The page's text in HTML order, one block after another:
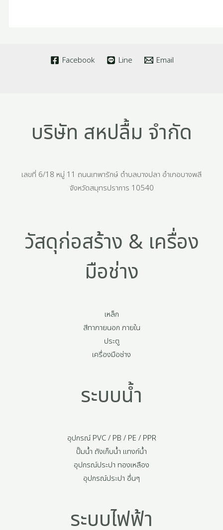
Facebook Line Email
บริษัท สหปลื้ม จำกัด
เลขที่ 6/18 หมู่ 11 ถนนเทพารักษ์ ตำบลบางปลา อำเภอบางพลี
จังหวัดสมุทรปราการ 10540
วัสดุก่อสร้าง & เครื่อง
มือช่าง
เหล็ก
สีทาภายนอก ภายใน
ประตู
เครื่องมือช่าง
ระบบน้ำ
อุปกรณ์ PVC / PB / PE / PPR
ปั๊มน้ำ ถังเก็บน้ำ แทงก์น้ำ
อุปกรณ์ประปา ทองเหลือง
อุปกรณ์ประปา อื่นๆ
ระบบไฟฟ้า